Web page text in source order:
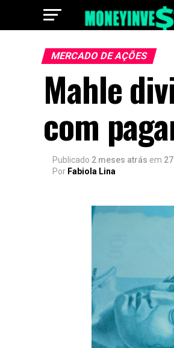
MERCADO DE AÇÕES
Mahle
com
Publicado 2 meses atrás em
Por Fabiola Lina